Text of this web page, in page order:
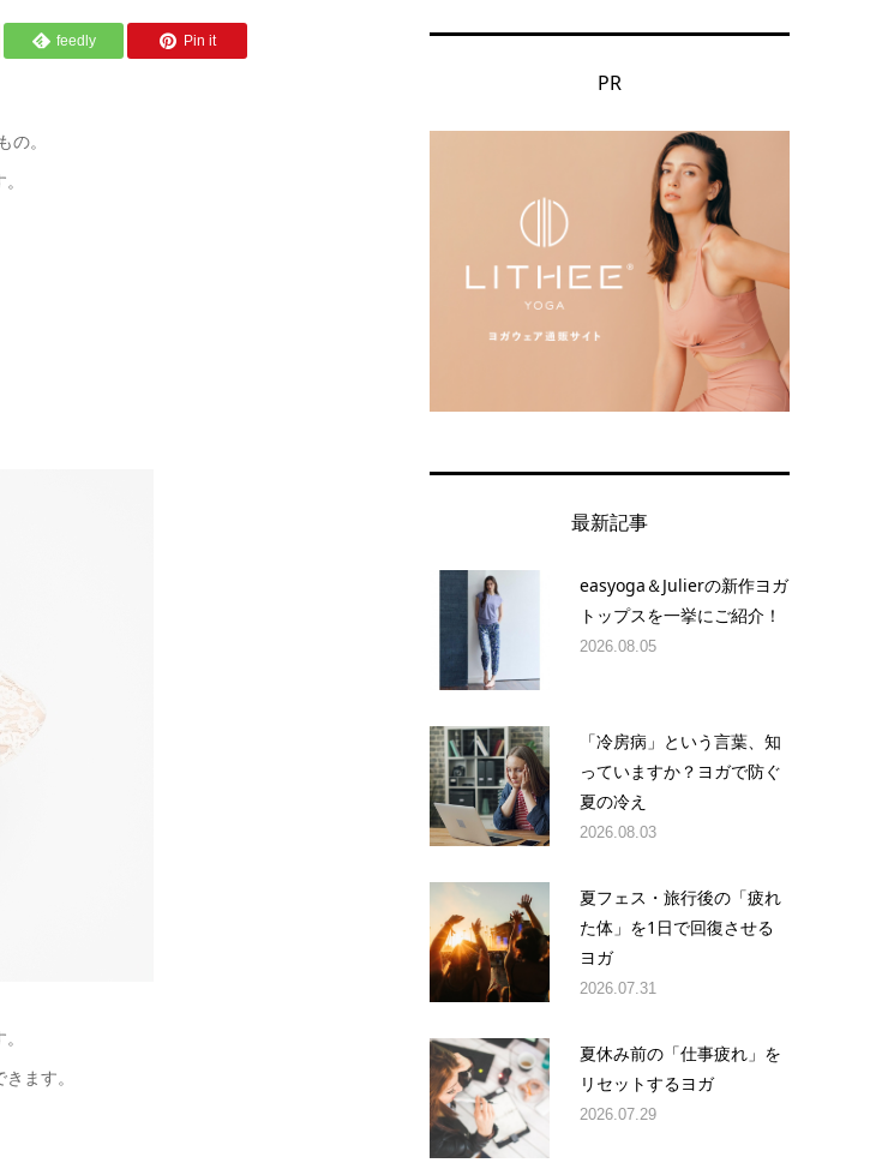
feedly Pin it
の。
ます。
PR
最新記事
easyoga＆Julierの新作ヨガ
トップスを一挙にご紹介！
2026.08.05
「冷房病」という言葉、知
っていますか？ヨガで防ぐ
夏の冷え
2026.08.03
夏フェス・旅行後の「疲れ
た体」を1日で回復させる
ヨガ
2026.07.31
夏休み前の「仕事疲れ」を
リセットするヨガ
2026.07.29